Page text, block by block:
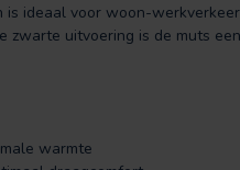
is ideaal voor woon-
zwarte uitvoering is de muts
warmte